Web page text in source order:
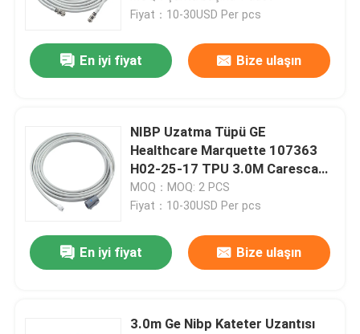
Fiyat：10-30USD Per pcs
En iyi fiyat Bize ulaşın
NIBP Uzatma Tüpü GE
Healthcare Marquette 107363
H02-25-17 TPU 3.0M Carescape
B650 V100
MOQ：MOQ: 2 PCS
Fiyat：10-30USD Per pcs
En iyi fiyat Bize ulaşın
3.0m Ge Nibp Kateter Uzantısı